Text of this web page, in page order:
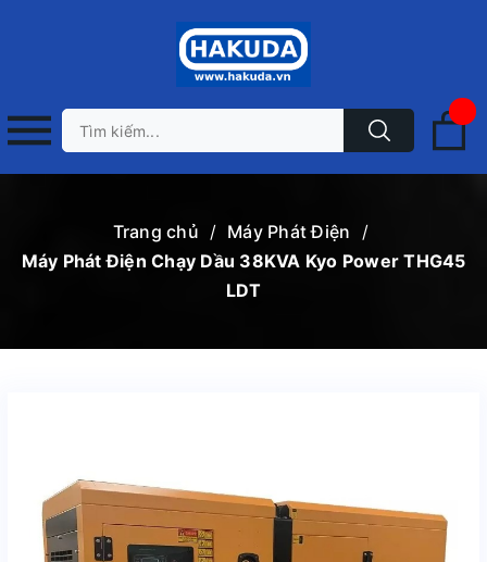
Trang chủ / Máy Phát Điện
/
Máy Phát Điện Chạy Dầu 38KVA Kyo Power THG45
LDT